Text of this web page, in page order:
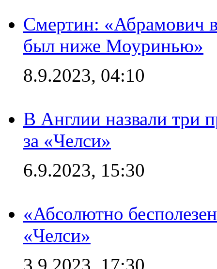
Смертин: «Абрамович в
был ниже Моуринью»
8.9.2023, 04:10
В Англии назвали три
за «Челси»
6.9.2023, 15:30
«Абсолютно
«Челси»
3.9.2023, 17:30